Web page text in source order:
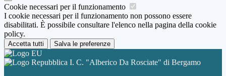
Cookie necessari per il funzionamento
I cookie necessari per il funzionamento non possono essere
disabilitati. È possibile consultare l'elenco nella pagina della cookie
policy.
Accetta tutti Salva le preferenze
I. C. "Alberico Da Rosciate" di Bergamo